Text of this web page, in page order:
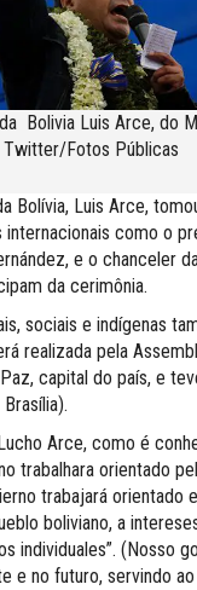
Bolivia Luis Arce, do
Twitter/Fotos Públicas
Bolívia, Luis Arce,
como o
e o chanceler
da cerimônia.
sociais e indígenas
realizada pela
capital do país, e
Arce, como é
trabalhara orientado
trabajará orientado
boliviano, a
individuales”. (Nosso
e no futuro, servindo